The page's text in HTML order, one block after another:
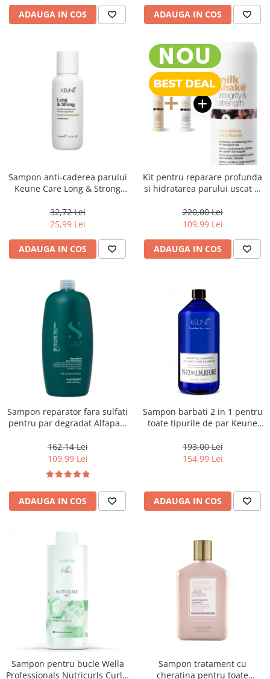
ADAUGA IN COS ADAUGA IN COS
Sampon anti-caderea parului
Keune Care Long & Strong
32,72 Lei
25,99 Lei
ADAUGA IN COS
Kit pentru reparare profunda
si hidratarea parului uscat si
& Strength Nourishing
220,00 Lei
109,99 Lei
ADAUGA IN COS
Sampon reparator fara sulfati
pentru par degradat Alfaparf
Reconstruction, 1000 ml
162,14 Lei
109,99 Lei
ADAUGA IN COS
Sampon barbati 2 in 1 pentru
toate tipurile de par Keune
ml
193,00 Lei
154,99 Lei
ADAUGA IN COS
Sampon pentru bucle Wella
Professionals Nutricurls Curls,
Sampon tratament cu
cheratina pentru toate